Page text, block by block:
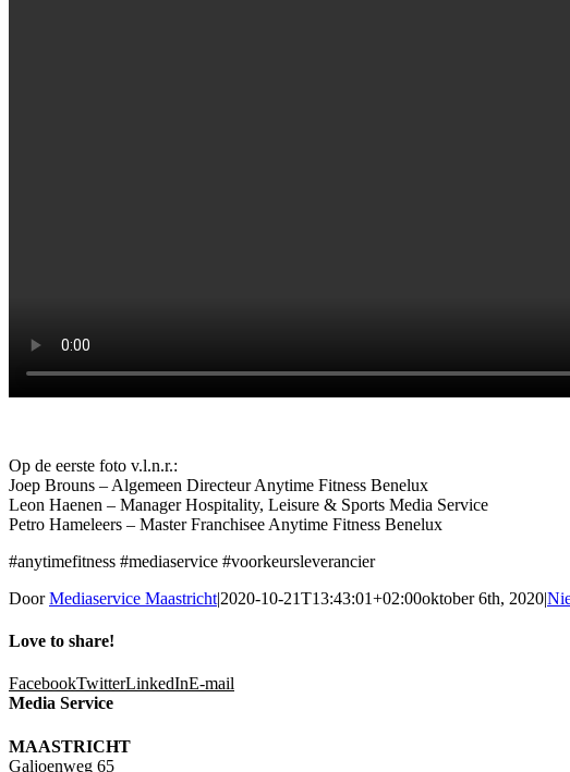
Op de eerste foto v.l.n.r.:
Joep Brouns – Algemeen Directeur Anytime Fitness Benelux
Leon Haenen – Manager Hospitality, Leisure & Sports Media Service
Petro Hameleers – Master Franchisee Anytime Fitness Benelux
#anytimefitness #mediaservice #voorkeursleverancier
DoorMediaservice Maastricht|2020-10-21T13:43:01+02:00oktober 6th, 2020|
Love to share!
FacebookTwitterLinkedInE-mail
Media Service
MAASTRICHT
Galjoenweg 65